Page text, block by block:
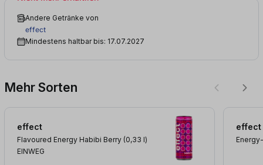
Andere Getränke von
effect
Mindestens haltbar bis: 17.07.2027
Mehr Sorten
effect
Flavoured Energy Habibi Berry (0,33 l)
EINWEG
effect